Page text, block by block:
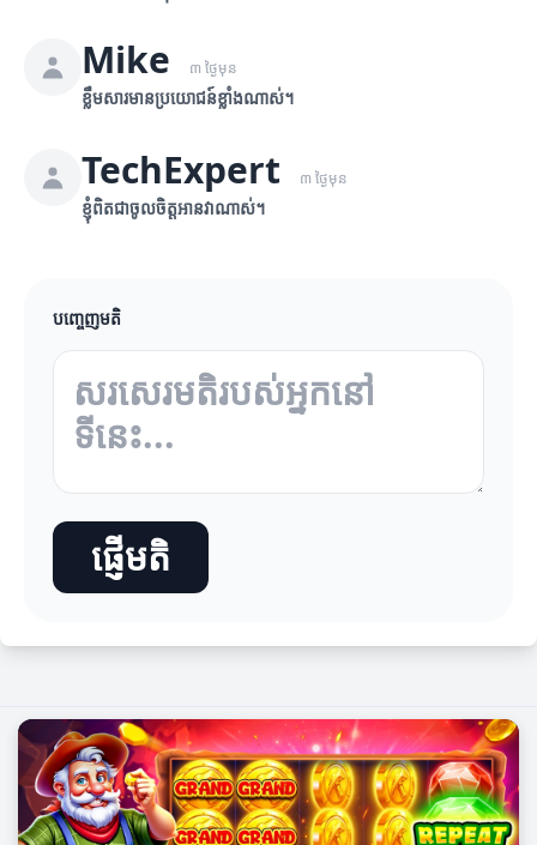
Mike ៣ ថ្ងៃមុន
ខ្លឹមសារមានប្រយោជន៍ខ្លាំងណាស់។
TechExpert ៣ ថ្ងៃមុន
ខ្ញុំពិតជាចូលចិត្តអានវាណាស់។
បញ្ចេញមតិ
ផ្ញើមតិ